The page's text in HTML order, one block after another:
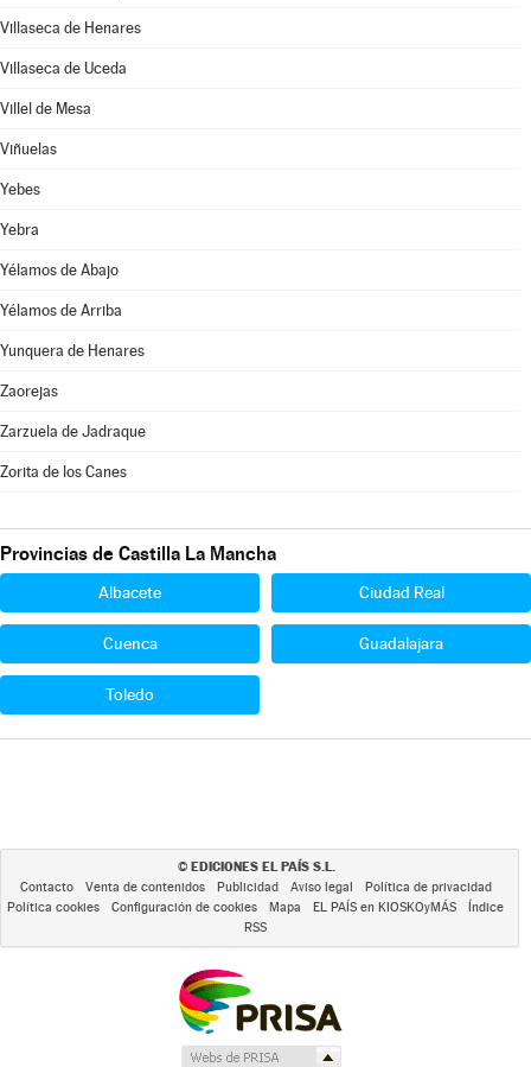
Villaseca de Henares
Villaseca de Uceda
Villel de Mesa
Viñuelas
Yebes
Yebra
Yélamos de Abajo
Yélamos de Arriba
Yunquera de Henares
Zaorejas
Zarzuela de Jadraque
Zorita de los Canes
Provincias de Castilla La Mancha
Albacete Ciudad Real
Cuenca Guadalajara
Toledo
© EDICIONES EL PAÍS S.L.
Contacto Venta de contenidos Publicidad Aviso legal
Política de privacidad
Política cookies
Configuración de cookies Mapa EL PAÍS en KIOSKOyMÁS
Índice
RSS